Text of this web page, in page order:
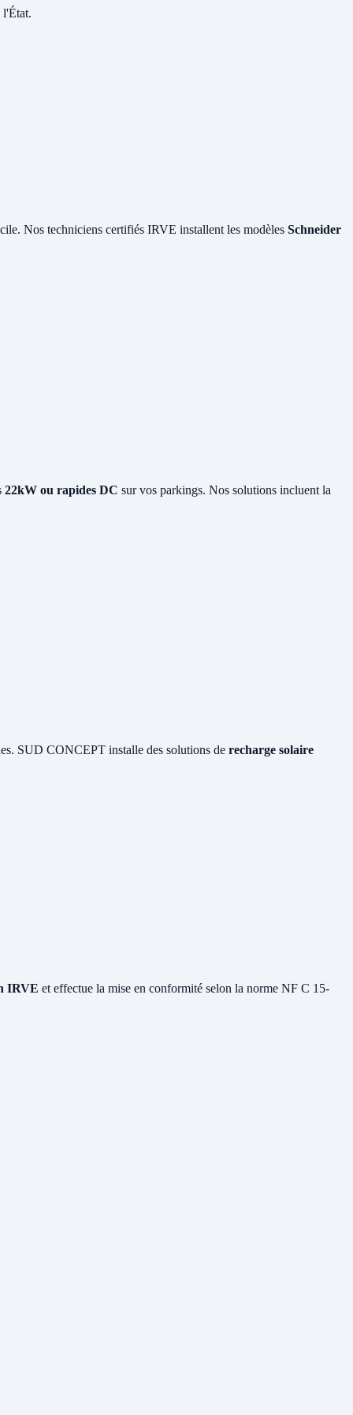
l'État.
Nos techniciens certifiés IRVE installent les modèles Schneider
22kW ou rapides DC sur vos parkings. Nos solutions incluent la
SUD CONCEPT installe des solutions de recharge solaire
IRVE et effectue la mise en conformité selon la norme NF C 15-